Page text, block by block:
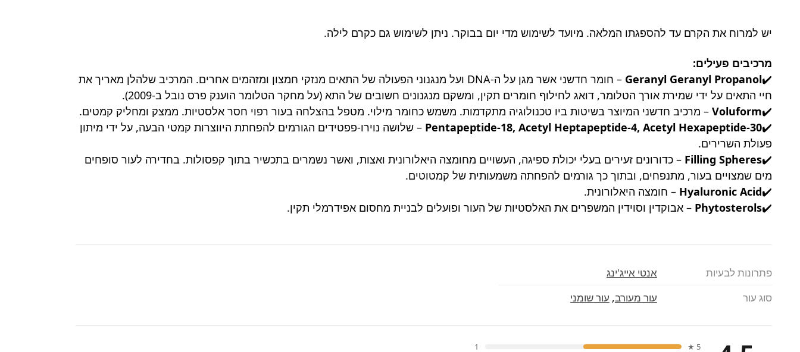
יש למרוח את הקרם עד להספגתו המלאה. מיועד לשימוש מדי יום בבוקר. ניתן לשימוש גם כקרם לילה.
מרכיבים פעילים:
✔️
Geranyl Geranyl Propanol
– חומר חדשני אשר מגן על ה-DNA ועל מנגנוני הפעולה של התאים מנזקי חמצון ומזהמים אחרים. המרכיב שלהלן מאריך את
חיי התאים על ידי שמירת אורך הטלומר, דואג לחילוף חומרים תקין, ומשקם מנגנונים חשובים של התא (על מחקר הטלומר הוענק פרס נובל ב-2009).
✔️
Voluform – מרכיב חדשני המיוצר בשיטות ביו טכנולוגיה מתקדמות. משמש כחומר מילוי. מטפל בהצלחה בעור רפוי חסר אלסטיות. ממצק ומחליק קמטים.
✔️
Pentapeptide-18, Acetyl Heptapeptide-4, Acetyl Hexapeptide-30 – שלושה נוירו-פפטידים הגורמים להפחתת היווצרות קמטי הבעה, על ידי מיתון
פעולת השרירים.
✔️
Filling Spheres – כדורונים זעירים בעלי יכולת ספיגה, העשויים מחומצה היאלורונית ואצות, ואשר נשמרים בתכשיר בתוך קפסולות. בחדירה לעור סופחים
מים שמצויים בעור, מתנפחים, ובתוך כך גורמים להפחתה משמעותית של קמטוטים.
✔️
Hyaluronic Acid – חומצה היאלורונית.
✔️
Phytosterols – אבוקדין וסוידין המשפרים את האלסטיות של העור ופועלים לבניית מחסום אפידרמלי תקין.
פתרונות לבעיות
אנטי אייג'ינג
סוג עור
עור מעורב, עור שומני
5 ★
1